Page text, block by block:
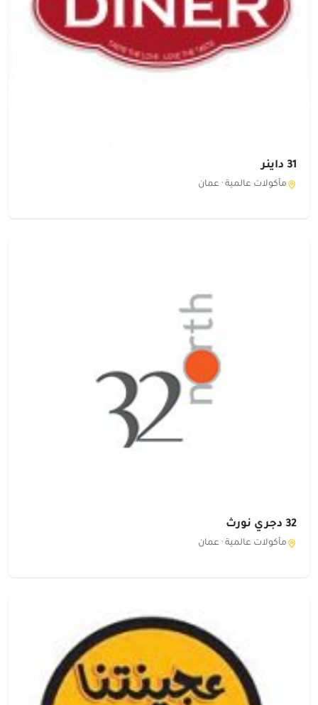
31 داينر
مأكولات عالمية · عمان
32 دجري نورث
مأكولات عالمية · عمان